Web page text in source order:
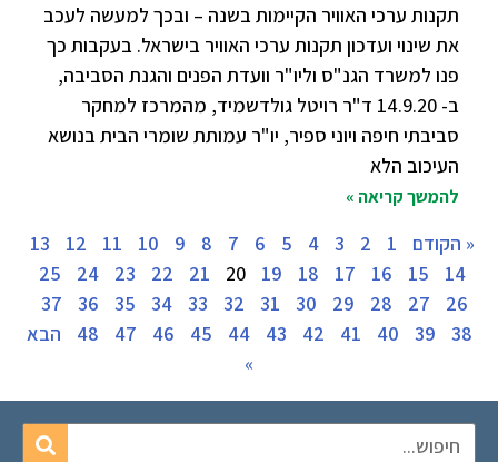
תקנות ערכי האוויר הקיימות בשנה – ובכך למעשה לעכב
את שינוי ועדכון תקנות ערכי האוויר בישראל. בעקבות כך
פנו למשרד הגנ"ס וליו"ר וועדת הפנים והגנת הסביבה,
ב- 14.9.20 ד"ר רויטל גולדשמיד, מהמרכז למחקר
סביבתי חיפה ויוני ספיר, יו"ר עמותת שומרי הבית בנושא
העיכוב הלא
להמשך קריאה »
« הקודם 1
2
3
4
5
6
7
8
9
10
11
12
13
14
15
16
17
18
19
20
21
22
23
24
25
26
27
28
29
30
31
32
33
34
35
36
37
38
39
40
41
42
43
44
45
46
47
48
הבא
»